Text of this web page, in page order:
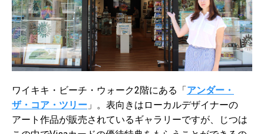
ワイキキ・ビーチ・ウォーク2階にある「アンダー・
ザ・コア・ツリー 」。表向きはローカルデザイナーの
アート作品が販売されているギャラリーですが、じつは